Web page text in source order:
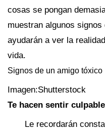
cosas se pongan
muestran algunos
ayudarán a ver la
vida.
Signos de un amigo tóxico
Imagen:Shutterstock
Te hacen sentir culpable
Le recordarán